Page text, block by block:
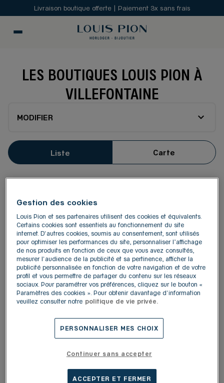
Livraison boutique offerte | Paiement 3x sans frais
LES BOUTIQUES LOUIS PION À
VILLEFONTAINE
MODIFIER
Liste Carte
km
PRIEST
ZAC Champ du Pont
69800 Saint-Priest
4,5/5Note de 4.5 sur 5
(261 avis)
Ouvert 09:30 - 20:00
Plus d'informations Y aller
2
LOUIS PION - CORNER
GALERIES LAFAYETTE LYON
BRON
69671 Bron
Ouvert 10:00 - 20:00
Gestion des cookies
Louis Pion et ses partenaires utilisent des cookies et équivalents.
Certains cookies sont essentiels au fonctionnement du site
internet. D'autres cookies, soumis au consentement, sont utilisés
pour optimiser les performances du site, personnaliser l’affichage
de nos produits en fonction de ceux que vous avez consultés,
mesurer l'audience de la publicité et sa pertinence, afficher la
publicité personnalisée en fonction de votre navigation et de votre
profil et vous permettre de partager du contenu sur les réseaux
sociaux. Pour paramétrer vos préférences, cliquez sur le bouton «
Paramètres des cookies ». Pour obtenir davantage d'information
veuillez consulter notre politique de vie privée.
PERSONNALISER MES CHOIX
Continuer sans accepter
ACCEPTER ET FERMER